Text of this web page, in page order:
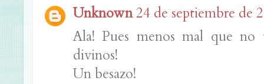
Unknown24 de septiembre de
Ala! Pues menos mal que
divinos!
Un besazo!